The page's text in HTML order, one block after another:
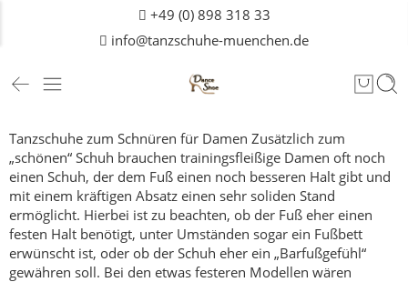
+49 (0) 898 318 33
info@tanzschuhe-muenchen.de
Tanzschuhe zum Schnüren für Damen Zusätzlich zum
„schönen“ Schuh brauchen trainingsfleißige Damen oft noch
einen Schuh, der dem Fuß einen noch besseren Halt gibt und
mit einem kräftigen Absatz einen sehr soliden Stand
ermöglicht. Hierbei ist zu beachten, ob der Fuß eher einen
festen Halt benötigt, unter Umständen sogar ein Fußbett
erwünscht ist, oder ob der Schuh eher ein „Barfußgefühl“
gewähren soll. Bei den etwas festeren Modellen wären